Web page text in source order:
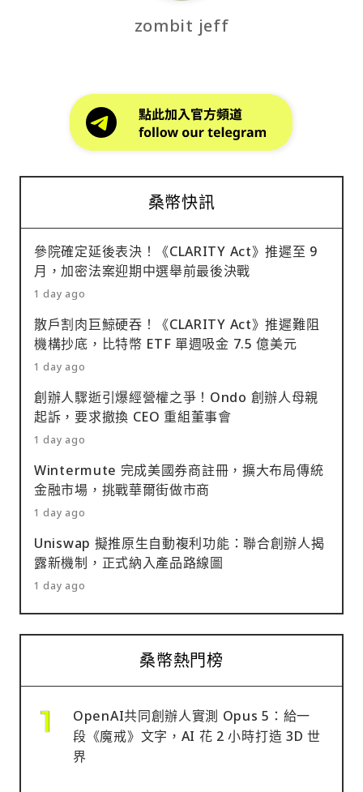
zombit jeff
桑幣快訊
參院確定延後表決！《CLARITY Act》推遲至 9
月，加密法案迎期中選舉前最後決戰
1 day ago
散戶割肉巨鯨硬吞！《CLARITY Act》推遲難阻
機構抄底，比特幣 ETF 單週吸金 7.5 億美元
1 day ago
創辦人驟逝引爆經營權之爭！Ondo 創辦人母親
起訴，要求撤換 CEO 重組董事會
1 day ago
Wintermute 完成美國券商註冊，擴大布局傳統
金融市場，挑戰華爾街做市商
1 day ago
Uniswap 擬推原生自動複利功能：聯合創辦人揭
露新機制，正式納入產品路線圖
1 day ago
桑幣熱門榜
OpenAI共同創辦人實測 Opus 5：給一
段《魔戒》文字，AI 花 2 小時打造 3D 世
界